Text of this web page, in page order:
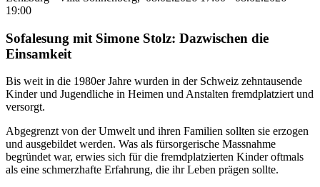
19:00
Sofalesung mit Simone Stolz: Dazwischen die
Einsamkeit
Bis weit in die 1980er Jahre wurden in der Schweiz zehntausende
Kinder und Jugendliche in Heimen und Anstalten fremdplatziert und
versorgt.
Abgegrenzt von der Umwelt und ihren Familien sollten sie erzogen
und ausgebildet werden. Was als fürsorgerische Massnahme
begründet war, erwies sich für die fremdplatzierten Kinder oftmals
als eine schmerzhafte Erfahrung, die ihr Leben prägen sollte.